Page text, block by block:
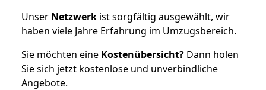
Unser Netzwerk ist sorgfältig ausgewählt, wir
haben viele Jahre Erfahrung im Umzugsbereich.
Sie möchten eine Kostenübersicht? Dann holen
Sie sich jetzt kostenlose und unverbindliche
Angebote.